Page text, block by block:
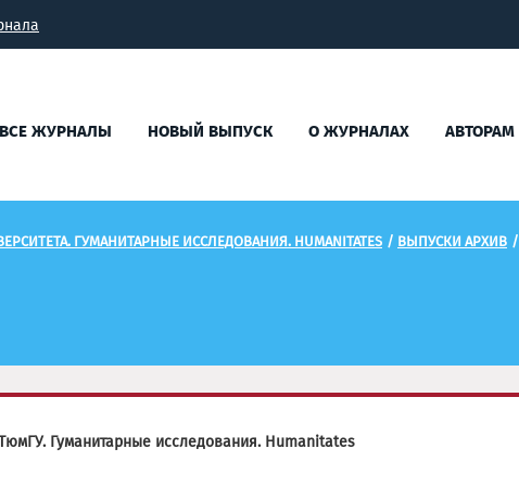
ВСЕ ЖУРНАЛЫ НОВЫЙ ВЫПУСК О ЖУРНАЛАХ АВТОРАМ
ГУМАНИТАРНЫЕ ИССЛЕДОВАНИЯ. HUMANITATES / ВЫПУСКИ АРХИВ /
Гуманитарные исследования. Humanitates